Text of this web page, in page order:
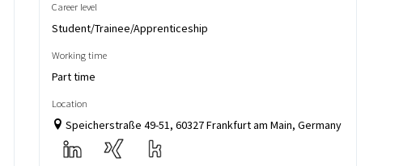
Career level
Student/Trainee/Apprenticeship
Working time
Part time
Location
Speicherstraße 49-51, 60327 Frankfurt am Main, Germany